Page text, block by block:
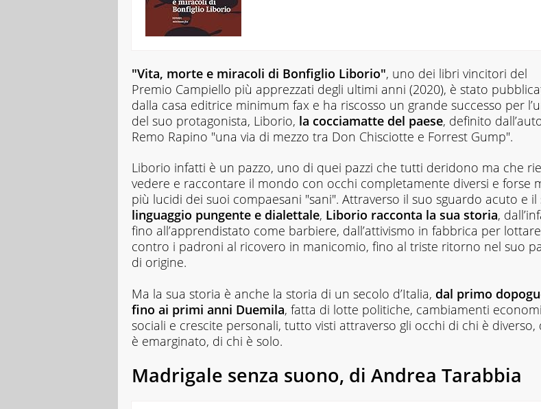
"Vita, morte e miracoli di Bonfiglio Liborio", uno dei libri vincitori del
Premio Campiello più apprezzati degli ultimi anni (2020), è stato
dalla casa editrice minimum fax e ha riscosso un grande successo per
del suo protagonista, Liborio, la cocciamatte del paese, definito
Remo Rapino "una via di mezzo tra Don Chisciotte e Forrest Gump".
Liborio infatti è un pazzo, uno di quei pazzi che tutti deridono ma che
vedere e raccontare il mondo con occhi completamente diversi e forse
più lucidi dei suoi compaesani "sani". Attraverso il suo sguardo acuto e il
linguaggio pungente e dialettale, Liborio racconta la sua storia,
fino all’apprendistato come barbiere, dall’attivismo in fabbrica per lottare
contro i padroni al ricovero in manicomio, fino al triste ritorno nel suo
di origine.
Ma la sua storia è anche la storia di un secolo d’Italia, dal primo
fino ai primi anni Duemila, fatta di lotte politiche, cambiamenti
sociali e crescite personali, tutto visti attraverso gli occhi di chi è diverso,
è emarginato, di chi è solo.
Madrigale senza suono, di Andrea Tarabbia